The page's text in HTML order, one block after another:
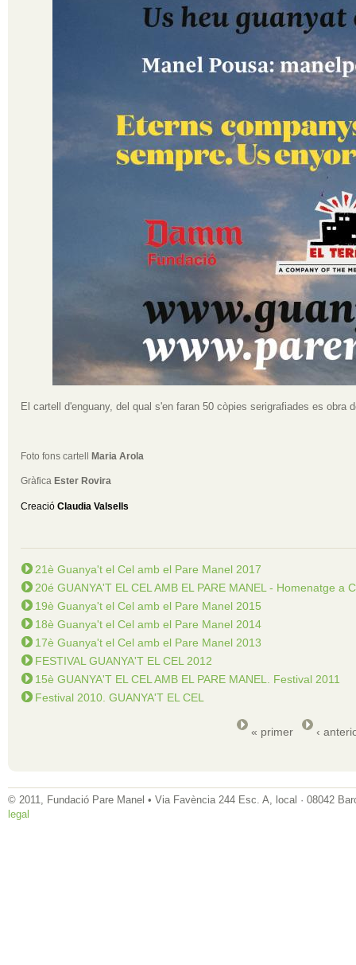
El cartell d'enguany, del qual s'en faran 50 còpies serigrafiades es obra
Foto fons cartell Maria Arola
Gràfica Ester Rovira
Creació Claudia Valsells
21è Guanya't el Cel amb el Pare Manel 2017
20é GUANYA'T EL CEL AMB EL PARE MANEL - Homenatge a
19è Guanya't el Cel amb el Pare Manel 2015
18è Guanya't el Cel amb el Pare Manel 2014
17è Guanya't el Cel amb el Pare Manel 2013
FESTIVAL GUANYA'T EL CEL 2012
15è GUANYA'T EL CEL AMB EL PARE MANEL. Festival 2011
Festival 2010. GUANYA'T EL CEL
« primer ‹
© 2011, Fundació Pare Manel • Via Favència 244 Esc. A, local · 08042
legal